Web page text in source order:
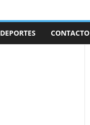
DEPORTES CONTACTO